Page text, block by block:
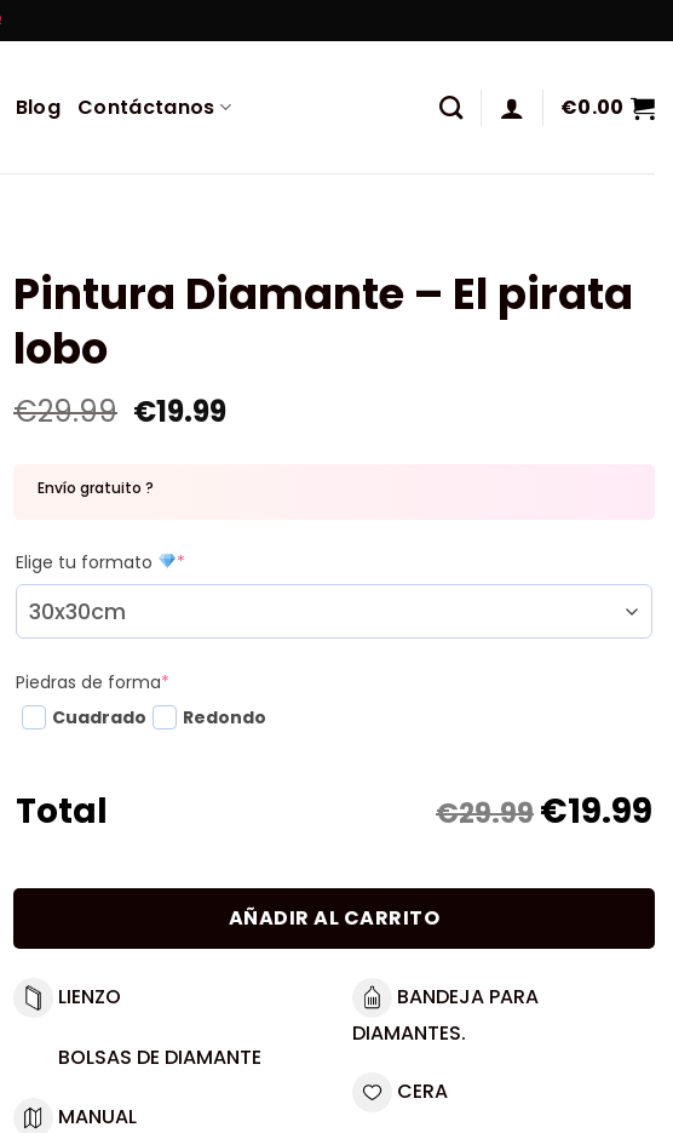
Blog Contáctanos €0.00
Pintura Diamante – El pirata
lobo
€29.99 €19.99
Envío gratuito ?
Elige tu formato *
Piedras de forma*
Cuadrado
Redondo
Total €29.99€19.99
AÑADIR AL CARRITO
LIENZO
BOLSAS DE DIAMANTE
MANUAL
BANDEJA PARA
DIAMANTES.
CERA